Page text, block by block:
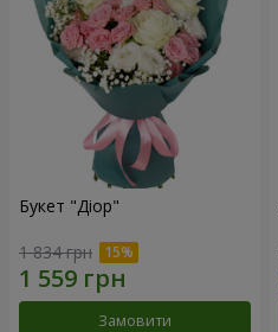
Букет "Діор"
1 834 грн
Замовити